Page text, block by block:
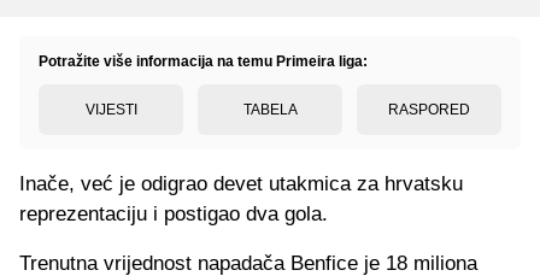
Potražite više informacija na temu Primeira liga:
VIJESTI TABELA RASPORED
Inače, već je odigrao devet utakmica za hrvatsku
reprezentaciju i postigao dva gola.
Trenutna vrijednost napadača Benfice je 18 miliona